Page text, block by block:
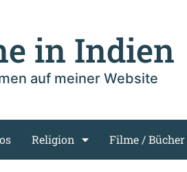
in Indien
auf meiner Website
Religion Filme / Bücher